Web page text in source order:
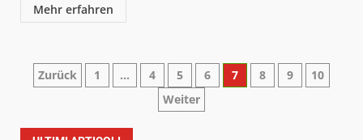
Mehr erfahren
Paginazione
Zurück 1 … 4 5 6 7 8 9
10
Weiter